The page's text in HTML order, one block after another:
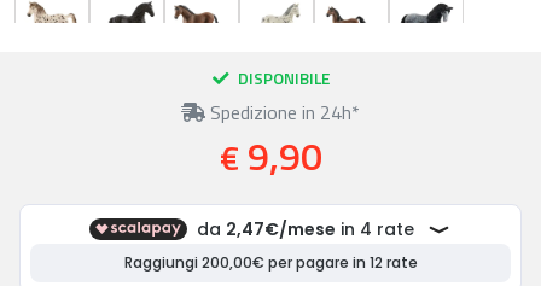
DISPONIBILE
Spedizione in 24h*
€ 9,90